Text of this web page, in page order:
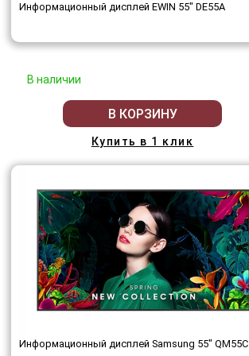
Информационный дисплей EWIN 55" DE55A
В наличии
В КОРЗИНУ
Купить в 1 клик
Информационный дисплей Samsung 55" QM55C